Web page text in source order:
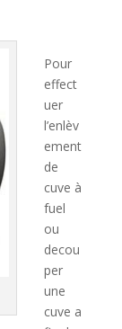
Pour
effect
uer
l’enlèv
ement
de
cuve à
fuel
ou
decou
per
une
cuve a